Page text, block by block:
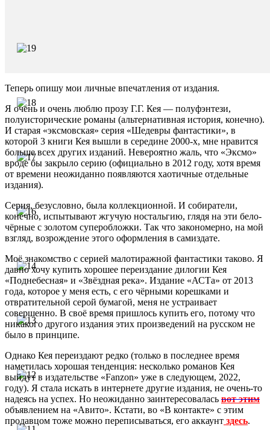
Теперь опишу мои личные впечатления от издания.
Я очень и очень люблю прозу Г.Г. Кея — полуфэнтези,
полуисторические романы (альтернативная история, конечно).
И старая «эксмовская» серия «Шедевры фантастики», в
которой 3 книги Кея вышли в середине 2000-х, мне нравится
больше всех других изданий. Невероятно жаль, что «Эксмо»
вроде бы закрыло серию (официально в 2012 году, хотя время
от времени неожиданно появляются хаотичные отдельные
издания).
Серия, безусловно, была коллекционной. И собиратели,
конечно, испытывают жгучую ностальгию, глядя на эти бело-
чёрные с золотом суперобложки. Так что закономерно, на мой
взгляд, возрождение этого оформления в самиздате.
Моё знакомство с серией малотиражной фантастики таково. Я
давно хочу купить хорошее переиздание дилогии Кея
«Поднебесная» и «Звёздная река». Издание «АСТа» от 2013
года, которое у меня есть, с его чёрными корешками и
отвратительной серой бумагой, меня не устраивает
совершенно. В своё время пришлось купить его, потому что
никакого другого издания этих произведений на русском не
было в принципе.
Однако Кея переиздают редко (только в последнее время
наметилась хорошая тенденция: несколько романов Кея
выйдут в издательстве «Fanzon» уже в следующем, 2022,
году). Я стала искать в интернете другие издания, не очень-то
надеясь на успех. Но неожиданно заинтересовалась вот этим
объявлением на «Авито». Кстати, во «В контакте» с этим
продавцом тоже можно переписываться, его аккаунт здесь.